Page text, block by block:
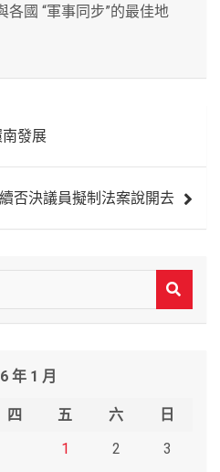
各國 “軍事同步”的最佳地
發展
否決議員擬制法案說開去
年 1 月
四 五 六
日
1
2
3